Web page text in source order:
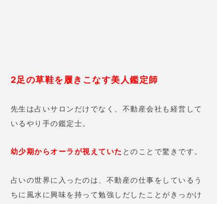
ちに風水に興味を持って勉強しだしたことがきっかけ
不動産にまつわる鑑定も得意
ドバイスをくださいます。
田中佑季先生の口コミ